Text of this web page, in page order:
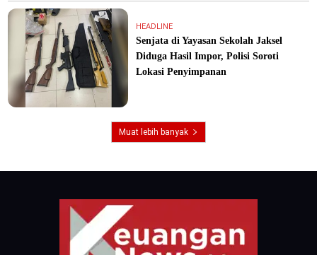
HEADLINE
Senjata di Yayasan Sekolah Jaksel
Diduga Hasil Impor, Polisi Soroti
Lokasi Penyimpanan
Muat lebih banyak